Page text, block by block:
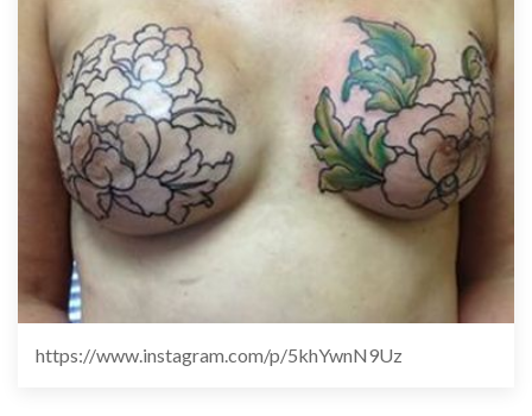
https://www.instagram.com/p/5khYwnN9Uz